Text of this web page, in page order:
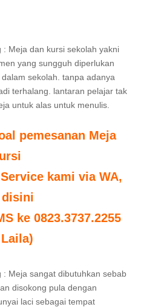
Meja dan kursi sekolah yakni
yang sungguh diperlukan
sekolah. tanpa adanya
terhalang. lantaran pelajar tak
untuk alas untuk menulis.
pemesanan Meja
kami via WA,
disini
ke 0823.3737.2255
: Meja sangat dibutuhkan sebab
disokong pula dengan
laci sebagai tempat